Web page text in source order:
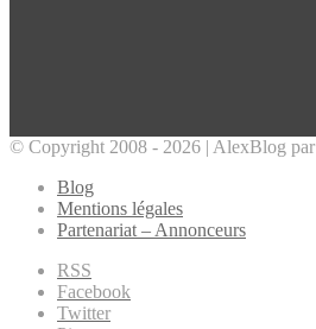
© Copyright 2008 - 2026 | AlexBlog par
Blog
Mentions légales
Partenariat – Annonceurs
RSS
Facebook
Twitter